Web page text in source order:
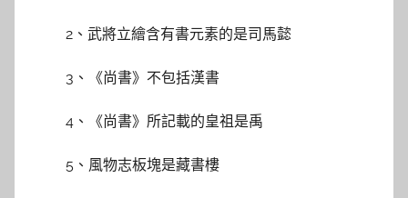
2、武將立繪含有書元素的是司馬懿
3、《尚書》不包括漢書
4、《尚書》所記載的皇祖是禹
5、風物志板塊是藏書樓